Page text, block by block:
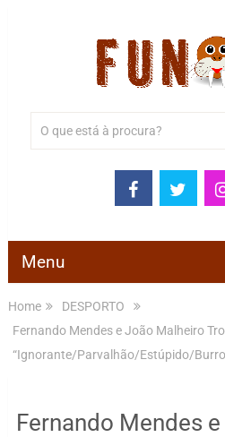
Menu
Home
DESPORTO
Fernando Mendes e João Malheiro
“Ignorante/Parvalhão/Estúpido/
Fernando Mendes